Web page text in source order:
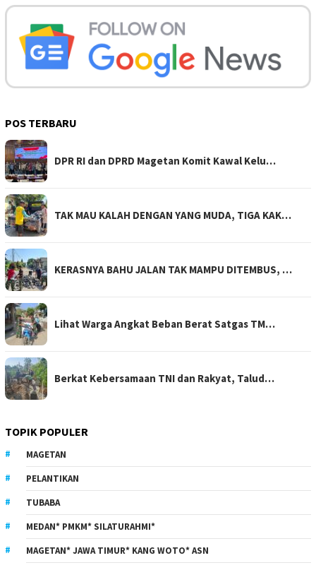
POS TERBARU
DPR RI dan DPRD Magetan Komit Kawal Kelu…
TAK MAU KALAH DENGAN YANG MUDA, TIGA KAK…
KERASNYA BAHU JALAN TAK MAMPU DITEMBUS, …
Lihat Warga Angkat Beban Berat Satgas TM…
Berkat Kebersamaan TNI dan Rakyat, Talud…
TOPIK POPULER
MAGETAN
PELANTIKAN
TUBABA
MEDAN* PMKM* SILATURAHMI*
MAGETAN* JAWA TIMUR* KANG WOTO* ASN